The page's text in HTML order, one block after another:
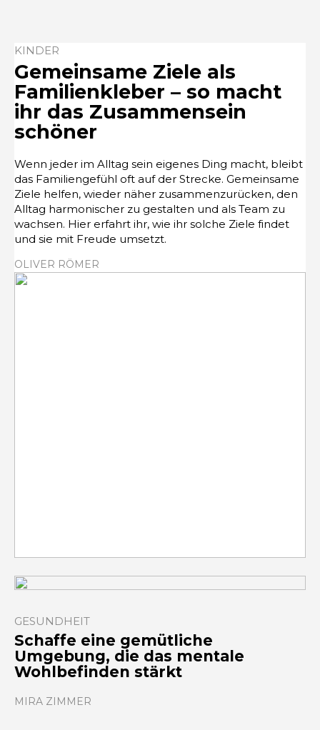
Gemeinsame Ziele als
Familienkleber – so macht
ihr das Zusammensein
schöner
KINDER
Wenn jeder im Alltag sein eigenes Ding macht, bleibt
das Familiengefühl oft auf der Strecke. Gemeinsame
Ziele helfen, wieder näher zusammenzurücken, den
Alltag harmonischer zu gestalten und als Team zu
wachsen. Hier erfahrt ihr, wie ihr solche Ziele findet
und sie mit Freude umsetzt.
OLIVER RÖMER
Schaffe eine gemütliche
Umgebung, die das mentale
Wohlbefinden stärkt
GESUNDHEIT
MIRA ZIMMER